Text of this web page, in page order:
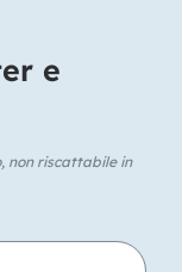
e
non riscattabile in